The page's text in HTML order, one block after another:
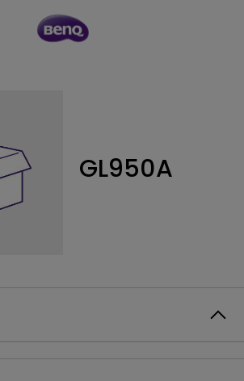
GL950A